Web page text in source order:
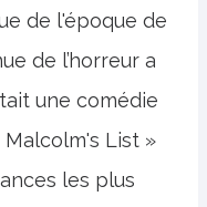
de l'époque de
de l’horreur a
une comédie
List »
les plus